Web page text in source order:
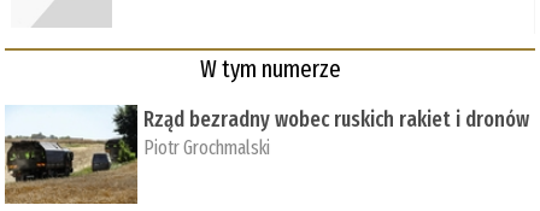
W tym numerze
Rząd bezradny wobec ruskich rakiet i dronów
Piotr Grochmalski